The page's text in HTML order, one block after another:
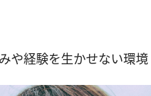
や経験を生かせない環境